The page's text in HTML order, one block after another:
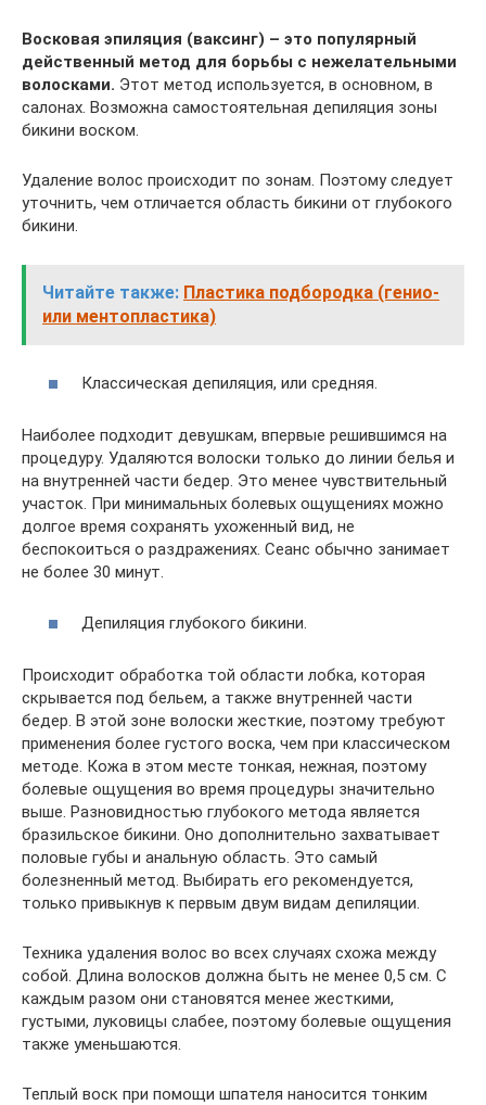
Восковая эпиляция (ваксинг) – это популярный
действенный метод для борьбы с нежелательными
волосками. Этот метод используется, в основном, в
салонах. Возможна самостоятельная депиляция зоны
бикини воском.
Удаление волос происходит по зонам. Поэтому следует
уточнить, чем отличается область бикини от глубокого
бикини.
Читайте также: Пластика подбородка (генио-
или ментопластика)
Классическая депиляция, или средняя.
Наиболее подходит девушкам, впервые решившимся на
процедуру. Удаляются волоски только до линии белья и
на внутренней части бедер. Это менее чувствительный
участок. При минимальных болевых ощущениях можно
долгое время сохранять ухоженный вид, не
беспокоиться о раздражениях. Сеанс обычно занимает
не более 30 минут.
Депиляция глубокого бикини.
Происходит обработка той области лобка, которая
скрывается под бельем, а также внутренней части
бедер. В этой зоне волоски жесткие, поэтому требуют
применения более густого воска, чем при классическом
методе. Кожа в этом месте тонкая, нежная, поэтому
болевые ощущения во время процедуры значительно
выше. Разновидностью глубокого метода является
бразильское бикини. Оно дополнительно захватывает
половые губы и анальную область. Это самый
болезненный метод. Выбирать его рекомендуется,
только привыкнув к первым двум видам депиляции.
Техника удаления волос во всех случаях схожа между
собой. Длина волосков должна быть не менее 0,5 см. С
каждым разом они становятся менее жесткими,
густыми, луковицы слабее, поэтому болевые ощущения
также уменьшаются.
Теплый воск при помощи шпателя наносится тонким